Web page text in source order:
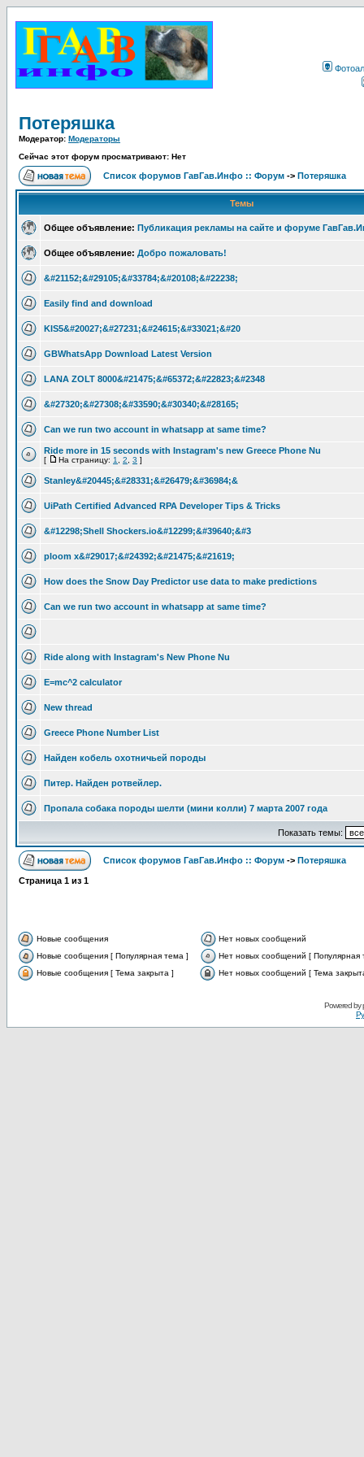
Потеряшка
Модератор: Модераторы
Сейчас этот форум просматривают: Нет
Список форумов ГавГав.Инфо :: Форум -> Потеряшка
Темы
Общее объявление: Публикация рекламы на сайте и форуме
Общее объявление: Добро пожаловать!
&#21152;&#29105;&#33784;&#20108;&#22238;
Easily find and download
KIS5&#20027;&#27231;&#24615;&#33021;&#20
GBWhatsApp Download Latest Version
LANA ZOLT 8000&#21475;&#65372;&#22823;&#2348
&#27320;&#27308;&#33590;&#30340;&#28165;
Can we run two account in whatsapp at same time?
Ride more in 15 seconds with Instagram's new Greece Phone Nu
[ На страницу: 1 2 3 ]
Stanley&#20445;&#28331;&#26479;&#36984;&
UiPath Certified Advanced RPA Developer Tips & Tricks
&#12298;Shell Shockers.io&#12299;&#39640;&#3
ploom x&#29017;&#24392;&#21475;&#21619;
How does the Snow Day Predictor use data to make predictions
Can we run two account in whatsapp at same time?
Ride along with Instagram's New Phone Nu
E=mc^2 calculator
New thread
Greece Phone Number List
Найден кобель охотничьей породы
Питер. Найден ротвейлер.
Пропала собака породы шелти (мини колли) 7 марта 2007 года
Показать темы:
Список форумов ГавГав.Инфо :: Форум -> Потеряшка
Страница 1 из 1
Новые сообщения
Нет новых сообщений
Новые сообщения [ Популярная тема ]
Нет новых сообщений [ Популярная
Новые сообщения [ Тема закрыта ]
Нет новых сообщений [ Тема
Powered by